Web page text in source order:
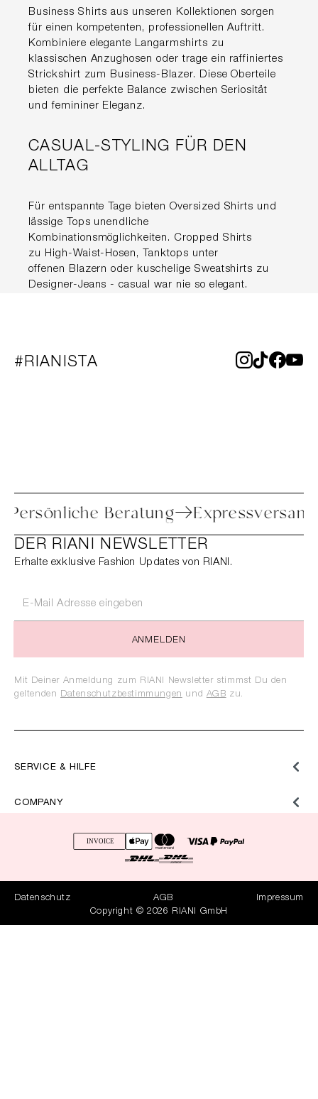
Business Shirts aus unseren Kollektionen sorgen
für einen kompetenten, professionellen Auftritt.
Kombiniere elegante Langarmshirts zu
klassischen Anzughosen oder trage ein raffiniertes
Strickshirt zum Business-Blazer. Diese Oberteile
bieten die perfekte Balance zwischen Seriosität
und femininer Eleganz.
CASUAL-STYLING FÜR DEN
ALLTAG
Für entspannte Tage bieten Oversized Shirts und
lässige Tops unendliche
Kombinationsmöglichkeiten. Cropped Shirts
zu High-Waist-Hosen, Tanktops unter
offenen Blazern oder kuschelige Sweatshirts zu
Designer-Jeans - casual war nie so elegant.
#RIANISTA
Persönliche Beratung
SERVICE & HILFE
COMPANY
DER RIANI NEWSLETTER
Erhalte exklusive Fashion Updates von RIANI.
ANMELDEN
Mit Deiner Anmeldung zum RIANI Newsletter stimmst Du den
geltenden Datenschutzbestimmungen und AGB zu.
Datenschutz AGB
Impressum
Copyright © 2026 RIANI GmbH